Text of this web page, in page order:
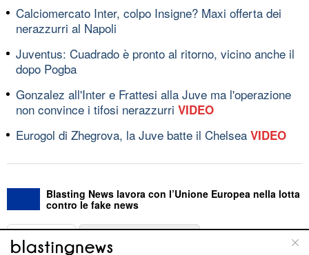
Calciomercato Inter, colpo Insigne? Maxi offerta dei
nerazzurri al Napoli
Juventus: Cuadrado è pronto al ritorno, vicino anche il
dopo Pogba
Gonzalez all'Inter e Frattesi alla Juve ma l'operazione
non convince i tifosi nerazzurri VIDEO
Eurogol di Zhegrova, la Juve batte il Chelsea VIDEO
Blasting News lavora con l’Unione Europea nella lotta
contro le fake news
ABOUT